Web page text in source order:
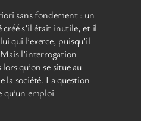
sans fondement : un
créé s’il était inutile, et il
qui l’exerce, puisqu’il
l’interrogation
qu’on se situe au
la société. La question
qu’un emploi